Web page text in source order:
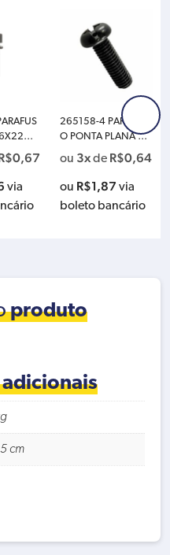
0,67
via
265158-4 PARAFUS
O PONTA PLANA M8
X25MM M
ou 3xde R$0,64
ou R$1,87 via
boleto bancário
produto
adicionais
cm